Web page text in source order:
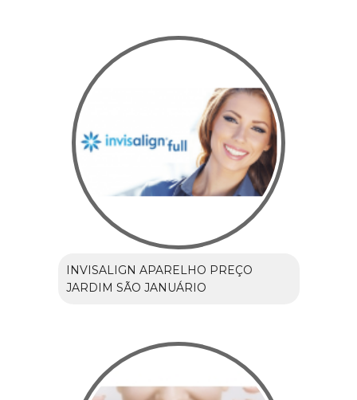
INVISALIGN APARELHO PREÇO
JARDIM SÃO JANUÁRIO